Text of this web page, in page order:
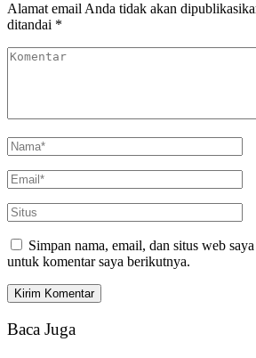
Alamat email Anda tidak akan
ditandai *
Simpan nama, email, dan situs web
untuk komentar saya berikutnya.
Baca Juga